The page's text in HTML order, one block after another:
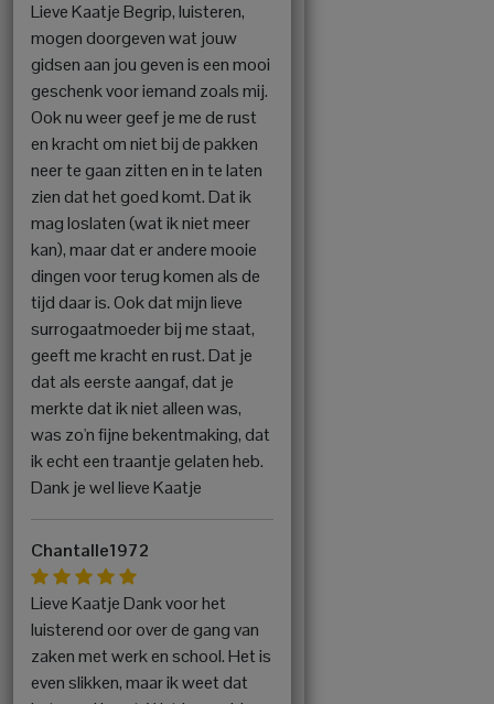
Lieve Kaatje Begrip, luisteren,
mogen doorgeven wat jouw
gidsen aan jou geven is een mooi
geschenk voor iemand zoals mij.
Ook nu weer geef je me de rust
en kracht om niet bij de pakken
neer te gaan zitten en in te laten
zien dat het goed komt. Dat ik
mag loslaten (wat ik niet meer
kan), maar dat er andere mooie
dingen voor terug komen als de
tijd daar is. Ook dat mijn lieve
surrogaatmoeder bij me staat,
geeft me kracht en rust. Dat je
dat als eerste aangaf, dat je
merkte dat ik niet alleen was,
was zo'n fijne bekentmaking, dat
ik echt een traantje gelaten heb.
Dank je wel lieve Kaatje
Chantalle1972
Lieve Kaatje Dank voor het
luisterend oor over de gang van
zaken met werk en school. Het is
even slikken, maar ik weet dat